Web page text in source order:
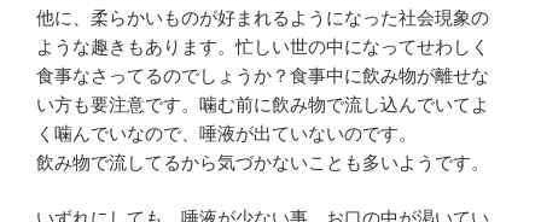
他に、柔らかいものが好まれるようになった社会現象の
ような趣きもあります。忙しい世の中になってせわしく
食事なさってるのでしょうか？食事中に飲み物が離せな
い方も要注意です。噛む前に飲み物で流し込んでいてよ
く噛んでいなので、唾液が出ていないのです。
飲み物で流してるから気づかないことも多いようです。